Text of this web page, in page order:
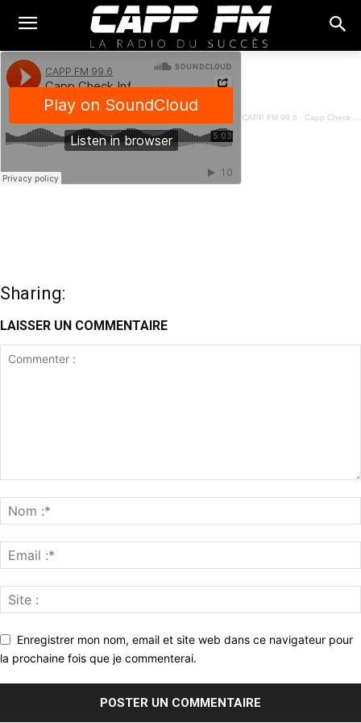
CAPP FM 99.6 · Capp Check Info Goun - Code Foncier et Domanial - 23 Janvier 2023
Sharing:
LAISSER UN COMMENTAIRE
Enregistrer mon nom, email et site web dans ce navigateur pour
la prochaine fois que je commenterai.